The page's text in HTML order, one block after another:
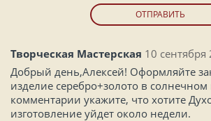
ОТПРАВИТЬ
Творческая Мастерская 10 сентября
Добрый день,Алексей! Оформляйте
изделие серебро+золото в солнечном
комментарии укажите, что хотите
изготовление уйдет около недели.